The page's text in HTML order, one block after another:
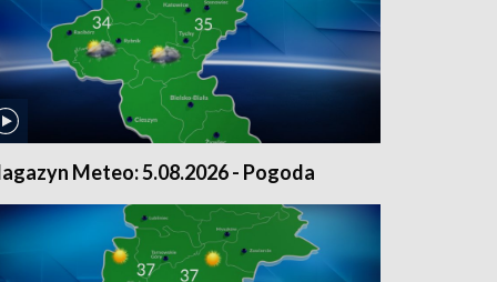
Meteo: 5.08.2026 - Pogoda